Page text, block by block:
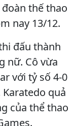
thế thao
nay 13/12.
đấu thành
nữ. Cô vừa
với tỷ số 4-0
quả
của thể thao